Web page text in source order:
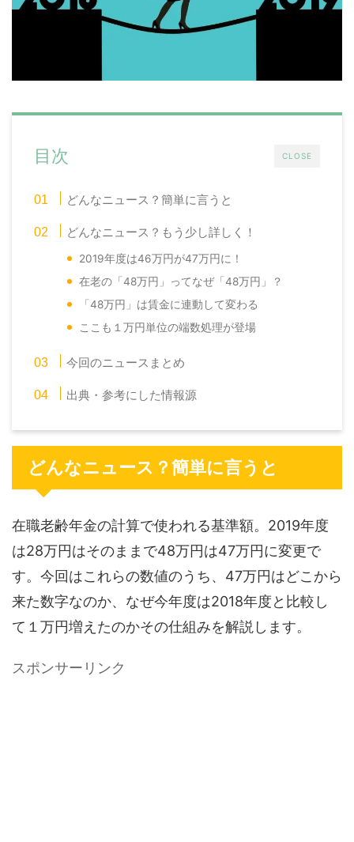
CLOSE
目次
どんなニュース？簡単に言うと
どんなニュース？もう少し詳しく！
2019年度は46万円が47万円に！
在老の「48万円」ってなぜ「48万円」？
「48万円」は賃金に連動して変わる
ここも１万円単位の端数処理が登場
今回のニュースまとめ
出典・参考にした情報源
どんなニュース？簡単に言うと
在職老齢年金の計算で使われる基準額。2019年度
は28万円はそのままで48万円は47万円に変更で
す。今回はこれらの数値のうち、47万円はどこから
来た数字なのか、なぜ今年度は2018年度と比較し
て１万円増えたのかその仕組みを解説します。
スポンサーリンク